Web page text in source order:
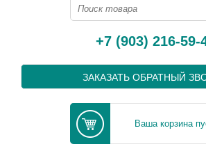
+7 (903) 216-59-
ЗАКАЗАТЬ ОБРАТНЫЙ
Ваша корзина